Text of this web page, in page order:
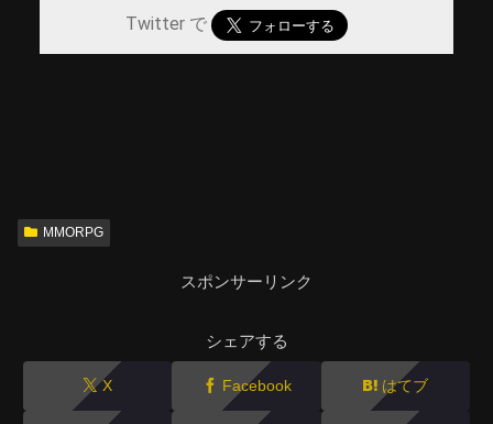
Twitter で
MMORPG
スポンサーリンク
シェアする
X Facebook はてブ